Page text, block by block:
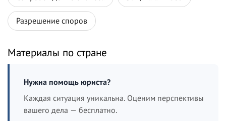
Разрешение споров
Материалы по стране
Нужна помощь юриста?
Каждая ситуация уникальна. Оценим перспективы
вашего дела — бесплатно.